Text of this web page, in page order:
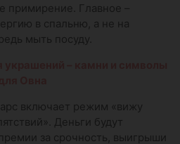
примирение. Главное –
в спальню, а не на
мыть посуду.
включает режим «вижу
Деньги будут
за срочность, выигрыши